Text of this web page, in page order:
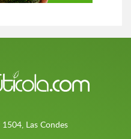
Las Condes